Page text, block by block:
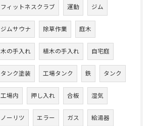
フィットネスクラブ 運動 ジム
ジムサウナ 除草作業 庭木
木の手入れ 植木の手入れ 自宅庭
タンク塗装 工場タンク 鉄 タンク
工場内 押し入れ 合板 湿気
ノーリツ エラー ガス 給湯器